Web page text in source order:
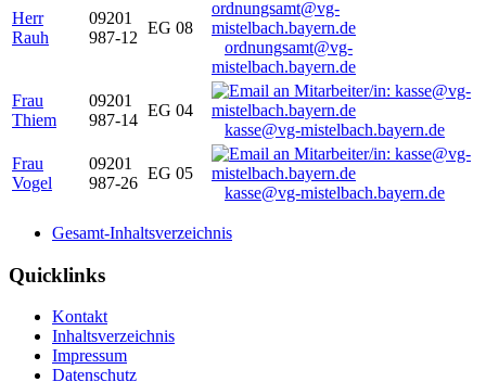
Herr
Rauh
09201
987-12
EG 08
ordnungsamt@vg-
mistelbach.bayern.de
Frau
Thiem
09201
987-14
EG 04
kasse@vg-mistelbach.bayern.de
Frau
Vogel
09201
987-26
EG 05
kasse@vg-mistelbach.bayern.de
Gesamt-Inhaltsverzeichnis
Quicklinks
Kontakt
Inhaltsverzeichnis
Impressum
Datenschutz